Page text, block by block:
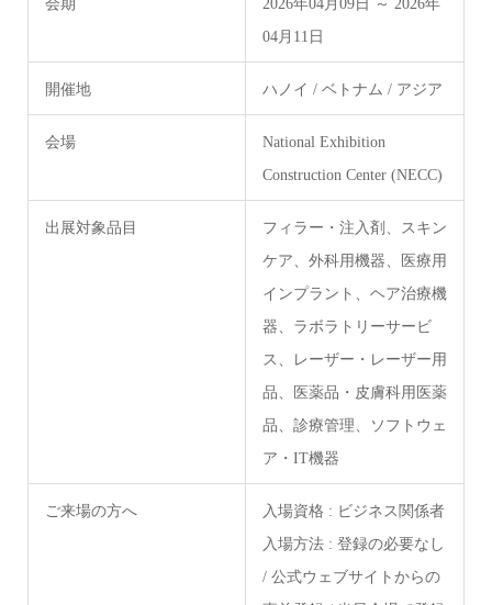
会期
2026年04月09日 ～ 2026年
04月11日
開催地 ハノイ / ベトナム / アジア
会場
National Exhibition
Construction Center (NECC)
出展対象品目
フィラー・注入剤、スキン
ケア、外科用機器、医療用
インプラント、ヘア治療機
器、ラボラトリーサービ
ス、レーザー・レーザー用
品、医薬品・皮膚科用医薬
品、診療管理、ソフトウェ
ア・IT機器
ご来場の方へ
入場資格 : ビジネス関係者
入場方法 : 登録の必要なし
/ 公式ウェブサイトからの